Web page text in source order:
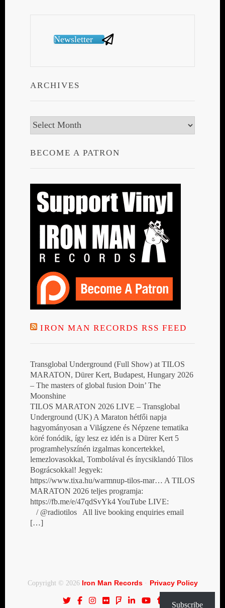
Newsletter
ARCHIVES
Archives
BECOME A PATRON
IRON MAN RECORDS RSS FEED
Transglobal Underground (Full Show) at TILOS
MARATON, Dürer Kert, Budapest, Hungary 2026
– The masters of global fusion Doin’ The
Moonshine
TILOS MARATON 2026 LIVE – Transglobal
Underground (UK) A Maraton hétfői napja
hagyományosan a Világzene és Népzene tematika
köré fonódik, így lesz ez idén is a Dürer Kert 5
programhelyszínén izgalmas koncertekkel,
lemezlovasokkal, Tombolával és ínycsiklandó Tilos
Bográcsokkal! Jegyek:
https://www.tixa.hu/warmnup-tilos-mar… A TILOS
MARATON 2026 teljes programja:
https://fb.me/e/47qdSvYk4 YouTube LIVE:
/ @radiotilos All live booking enquiries email
[…]
Copyright © 2026 Iron Man Records· Privacy Policy
Subscribe